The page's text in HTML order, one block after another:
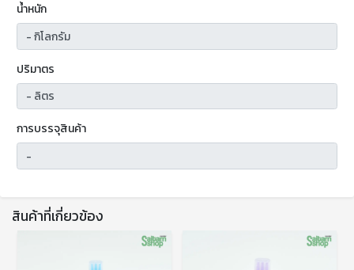
น้ำหนัก
ปริมาตร
การบรรจุสินค้า
สินค้าที่เกี่ยวข้อง